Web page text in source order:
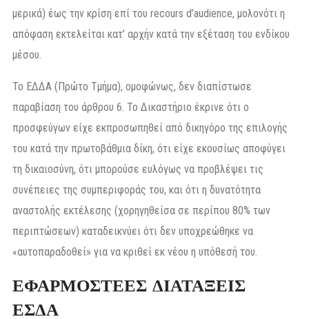
μερικά) έως την κρίση επί του recours d’audience, μολονότι η
απόφαση εκτελείται κατ’ αρχήν κατά την εξέταση του ενδίκου
μέσου.
Το ΕΔΔΑ (Πρώτο Τμήμα), ομοφώνως, δεν διαπίστωσε
παραβίαση του άρθρου 6. Το Δικαστήριο έκρινε ότι ο
προσφεύγων είχε εκπροσωπηθεί από δικηγόρο της επιλογής
του κατά την πρωτοβάθμια δίκη, ότι είχε εκουσίως αποφύγει
τη δικαιοσύνη, ότι μπορούσε ευλόγως να προβλέψει τις
συνέπειες της συμπεριφοράς του, και ότι η δυνατότητα
αναστολής εκτέλεσης (χορηγηθείσα σε περίπου 80% των
περιπτώσεων) καταδεικνύει ότι δεν υποχρεώθηκε να
«αυτοπαραδοθεί» για να κριθεί εκ νέου η υπόθεσή του.
ΕΦΑΡΜΟΣΤΕΕΣ ΔΙΑΤΑΞΕΙΣ
ΕΣΔΑ